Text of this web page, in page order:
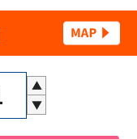
▲
▼